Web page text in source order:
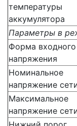
температуры
аккумулятора
Параметры в
Форма входного
напряжения
Номинальное
напряжение
Максимальное
напряжение